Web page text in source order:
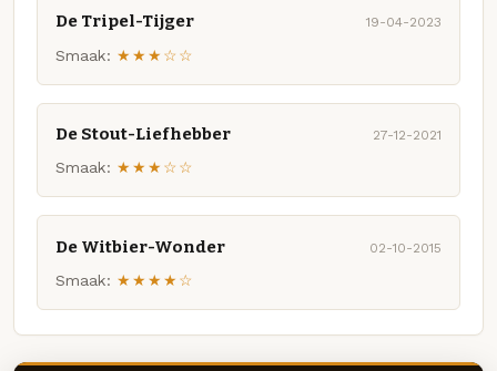
De Tripel-Tijger 19-04-2023
Smaak: ★★★☆☆
De Stout-Liefhebber 27-12-2021
Smaak: ★★★☆☆
De Witbier-Wonder 02-10-2015
Smaak: ★★★★☆